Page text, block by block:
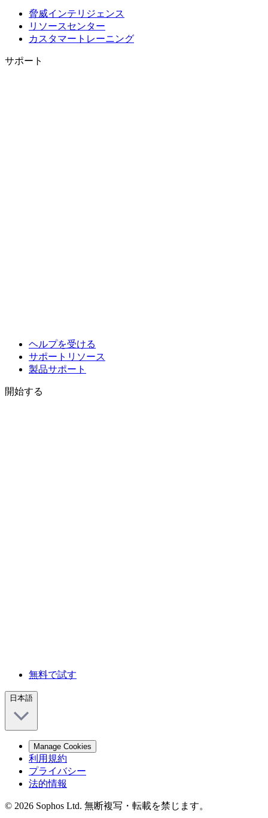
脅威インテリジェンス
リソースセンター
カスタマートレーニング
サポート
ヘルプを受ける
サポートリソース
製品サポート
開始する
無料で試す
日本語
Manage Cookies
利用規約
プライバシー
法的情報
© 2026 Sophos Ltd. 無断複写・転載を禁じます。